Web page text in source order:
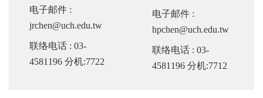
电子邮件 :
jrchen@uch.edu.tw
联络电话 : 03-
4581196 分机:7722
电子邮件 :
hpchen@uch.edu.tw
联络电话 : 03-
4581196 分机:7712